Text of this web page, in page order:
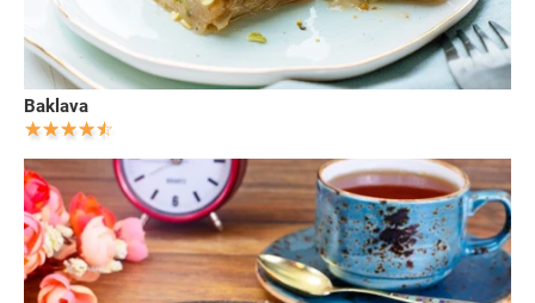
Baklava